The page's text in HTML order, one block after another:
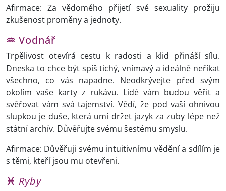
Afirmace: Za vědomého přijetí své sexuality prožiju
zkušenost proměny a jednoty.
♒ Vodnář
Trpělivost otevírá cestu k radosti a klid přináší sílu.
Dneska to chce být spíš tichý, vnímavý a ideálně neříkat
všechno, co vás napadne. Neodkrývejte před svým
okolím vaše karty z rukávu. Lidé vám budou věřit a
svěřovat vám svá tajemství. Vědí, že pod vaší ohnivou
slupkou je duše, která umí držet jazyk za zuby lépe než
státní archív. Důvěřujte svému šestému smyslu.
Afirmace: Důvěřuji svému intuitivnímu vědění a sdílím je
s těmi, kteří jsou mu otevřeni.
♓ Ryby